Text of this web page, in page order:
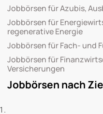
Jobbörsen für Azubis,
Jobbörsen für
regenerative Energie
Jobbörsen für Fach- und
Jobbörsen für
Versicherungen
Jobbörsen nach